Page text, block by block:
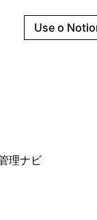
Use o
理ナビ